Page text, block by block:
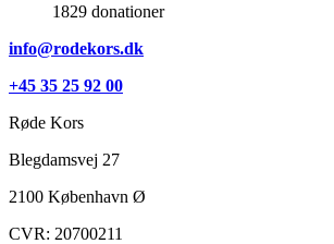
1829 donationer
info@rodekors.dk
+45 35 25 92 00
Røde Kors
Blegdamsvej 27
2100 København Ø
CVR: 20700211